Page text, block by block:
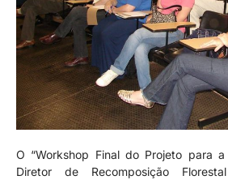
O “Workshop Final do Projeto para
Diretor de Recomposição